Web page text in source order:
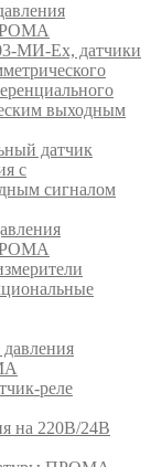
МИ-Ех, датчики
выходным
датчик
с
сигналом
реле
на 220В/24В